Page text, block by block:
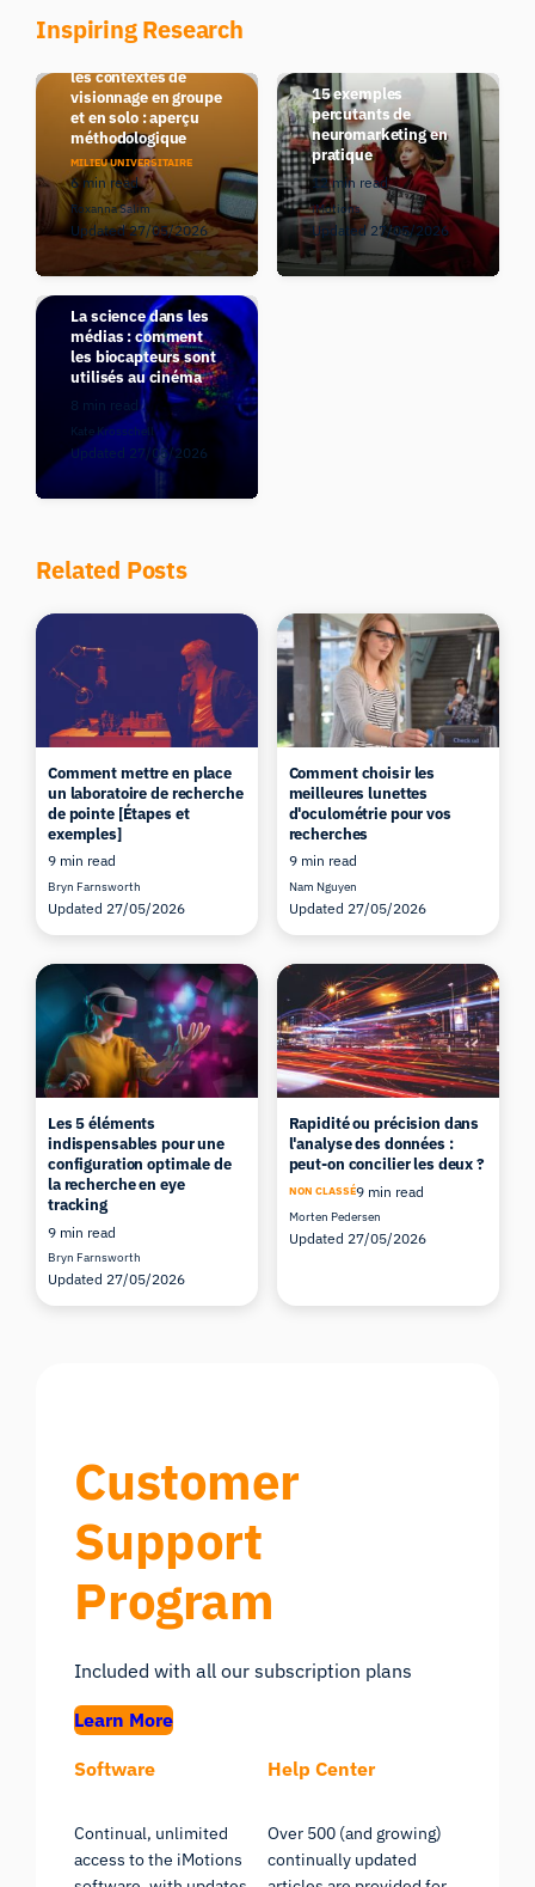
Inspiring Research
les contextes de
visionnage en groupe
et en solo : aperçu
méthodologique
MILIEU UNIVERSITAIRE
6 min read
Roxanna Salim
Updated 27/05/2026
15 exemples
percutants de
neuromarketing en
pratique
12 min read
iMotions
Updated 27/05/2026
La science dans les
médias : comment
les biocapteurs sont
utilisés au cinéma
8 min read
Kate Krosschell
Updated 27/05/2026
Related Posts
Comment mettre en place
un laboratoire de recherche
de pointe [Étapes et
exemples]
9 min read
Bryn Farnsworth
Updated 27/05/2026
Comment choisir les
meilleures lunettes
d'oculométrie pour vos
recherches
9 min read
Nam Nguyen
Updated 27/05/2026
Les 5 éléments
indispensables pour une
configuration optimale de
la recherche en eye
tracking
9 min read
Bryn Farnsworth
Updated 27/05/2026
Rapidité ou précision dans
l'analyse des données :
peut-on concilier les deux ?
NON CLASSÉ9 min read
Morten Pedersen
Updated 27/05/2026
Customer
Support
Program
Included with all our subscription plans
Learn More
Software
Continual, unlimited
access to the iMotions
Help Center
Over 500 (and growing)
continually updated